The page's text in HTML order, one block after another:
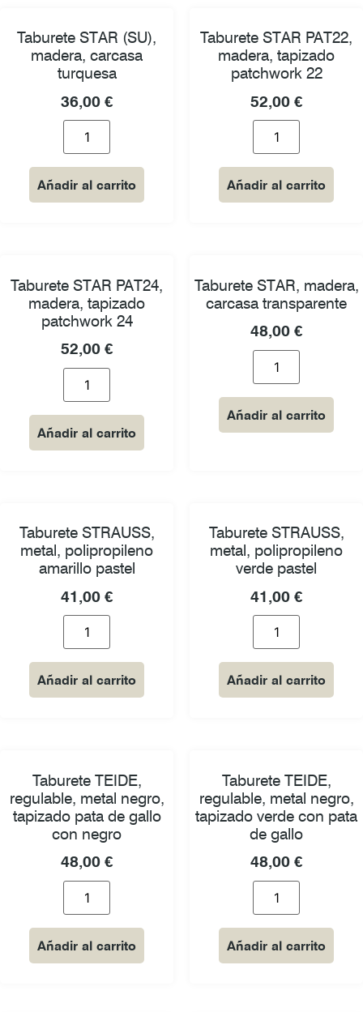
Taburete STAR (SU),
madera, carcasa
turquesa
36,00 €
Añadir al carrito
Taburete STAR PAT22,
madera, tapizado
patchwork 22
52,00 €
Añadir al carrito
Taburete STAR PAT24,
madera, tapizado
patchwork 24
52,00 €
Añadir al carrito
Taburete STAR, madera,
carcasa transparente
48,00 €
Añadir al carrito
Taburete STRAUSS,
metal, polipropileno
amarillo pastel
41,00 €
Añadir al carrito
Taburete STRAUSS,
metal, polipropileno
verde pastel
41,00 €
Añadir al carrito
Taburete TEIDE,
regulable, metal negro,
tapizado pata de gallo
con negro
48,00 €
Añadir al carrito
Taburete TEIDE,
regulable, metal negro,
tapizado verde con pata
de gallo
48,00 €
Añadir al carrito